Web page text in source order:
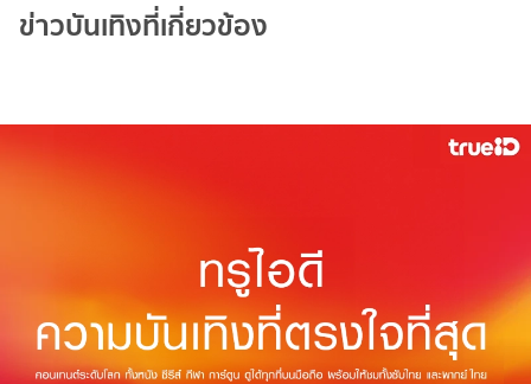
ข่าวบันเทิงที่เกี่ยวข้อง